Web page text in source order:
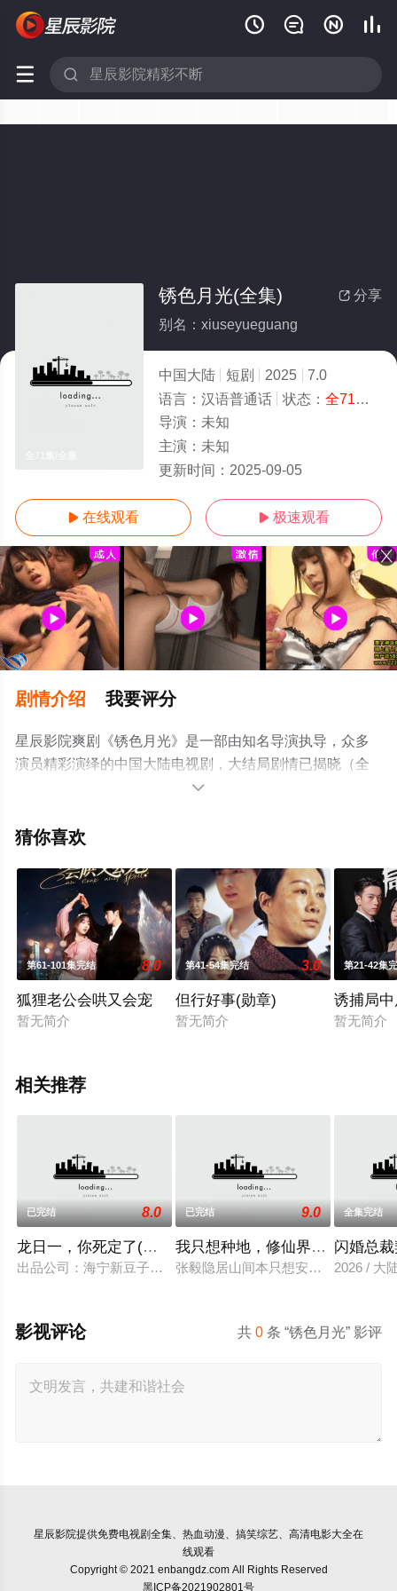
   
 
 分享
锈色月光(全集)
别名：xiuseyueguang
中国大陆 短剧 2025
7.0
语言： 汉语普通话 状态： 全71集
导演： 未知
主演： 未知
更新时间： 2025-09-05
 在线观看  极速观看
剧情介绍 我要评分
星辰影院爽剧《锈色月光》是一部由知名导演执导，众多
演员精彩演绎的中国大陆电视剧，大结局剧情已揭晓（全
71集），手机免费观看高清未删减完整版电视剧全集就上
或剧情网等平台了解。

猜你喜欢
第61-101集完结 8.0
狐狸老公会哄又会宠
暂无简介
第41-54集完结 3.0
但行好事(勋章)
暂无简介
第21-42集
诱捕局
暂无简介
相关推荐
已完结 8.0
龙日一，你死定了(短剧)
出品公司：海宁新豆子影视传媒有限公司、北京九和龙胜文化
已完结 9.0
我只想种地，修仙界却奉我为神
张毅隐居山间本只想安静度日，直到
全集完结
闪婚总
2026 / 大
共0 条 “锈色月光” 影评
影视评论
星辰影院提供免费电视剧全集、热血动漫、搞笑综艺、高清电影大全在
线观看
Copyright © 2021 enbangdz.com All Rights Reserved
黑ICP备2021902801号